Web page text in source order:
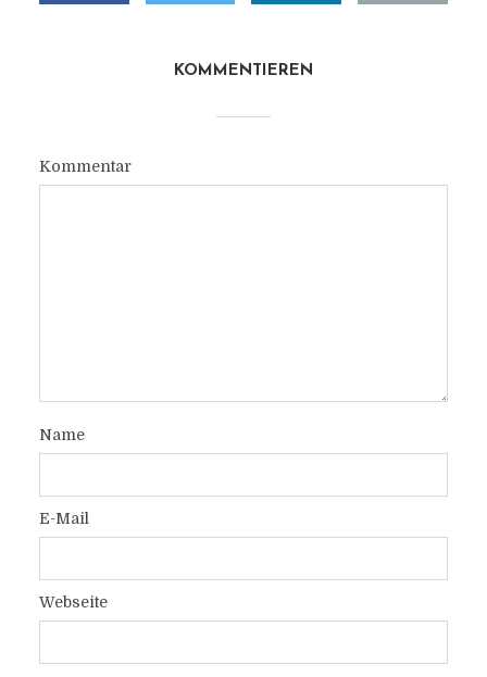
KOMMENTIEREN
Kommentar
Name
E-Mail
Webseite